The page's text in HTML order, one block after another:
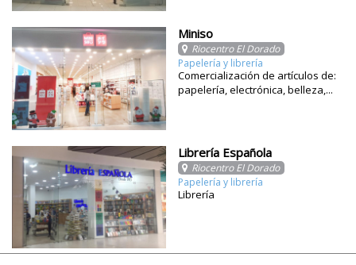
Miniso
Riocentro El Dorado
Papelería y librería
Comercialización de artículos de:
papelería, electrónica, belleza,...
Librería Española
Riocentro El Dorado
Papelería y librería
Librería